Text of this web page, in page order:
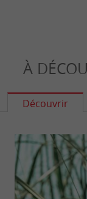
À
Découvrir